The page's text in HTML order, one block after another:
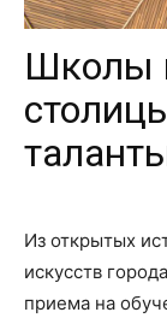
Школы
Из открытых
искусств
приема на